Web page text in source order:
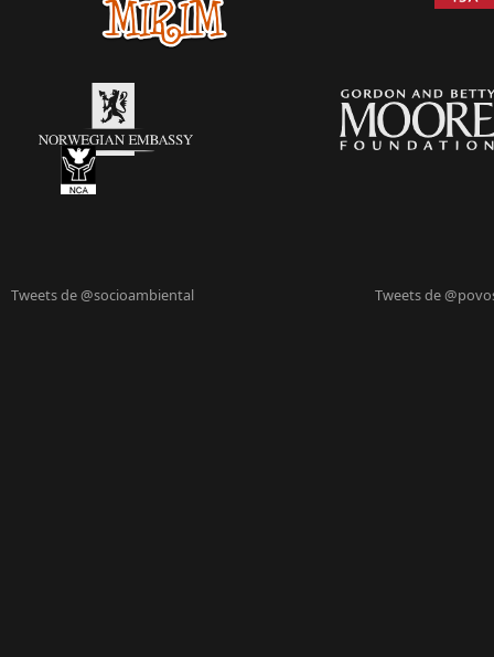
Tweets de @socioambiental Tweets de